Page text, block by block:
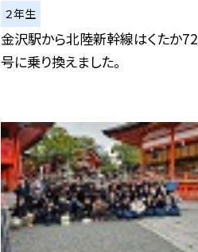
２年生
金沢駅から北陸新幹線はくたか72
号に乗り換えました。